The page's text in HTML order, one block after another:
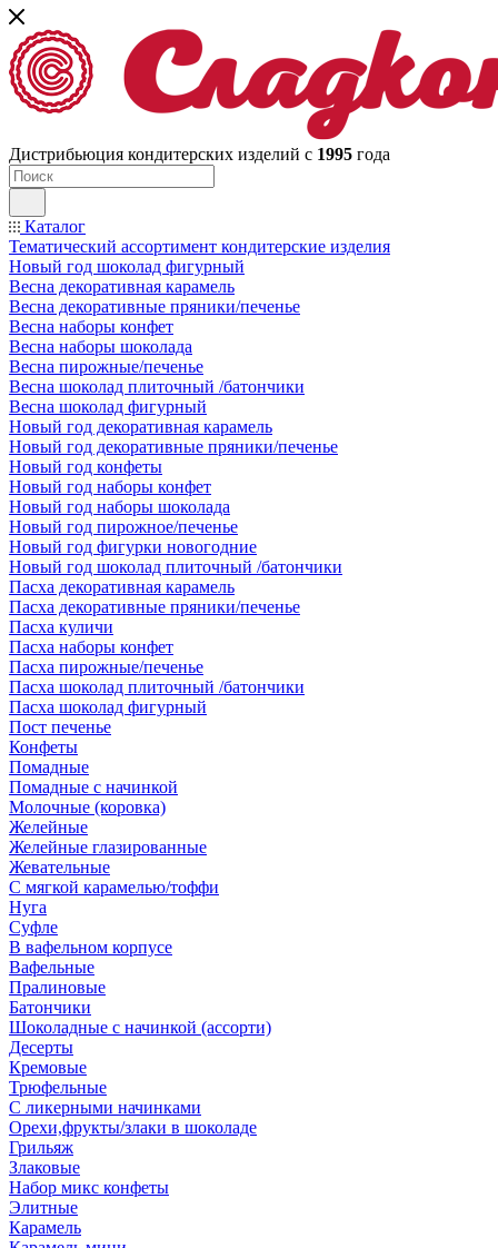
Дистрибьюция кондитерских изделий с 1995 года
Каталог
Тематический ассортимент кондитерские изделия
Новый год шоколад фигурный
Весна декоративная карамель
Весна декоративные пряники/печенье
Весна наборы конфет
Весна наборы шоколада
Весна пирожные/печенье
Весна шоколад плиточный /батончики
Весна шоколад фигурный
Новый год декоративная карамель
Новый год декоративные пряники/печенье
Новый год конфеты
Новый год наборы конфет
Новый год наборы шоколада
Новый год пирожное/печенье
Новый год фигурки новогодние
Новый год шоколад плиточный /батончики
Пасха декоративная карамель
Пасха декоративные пряники/печенье
Пасха куличи
Пасха наборы конфет
Пасха пирожные/печенье
Пасха шоколад плиточный /батончики
Пасха шоколад фигурный
Пост печенье
Конфеты
Помадные
Помадные с начинкой
Молочные (коровка)
Желейные
Желейные глазированные
Жевательные
С мягкой карамелью/тоффи
Нуга
Суфле
В вафельном корпусе
Вафельные
Пралиновые
Батончики
Шоколадные с начинкой (ассорти)
Десерты
Кремовые
Трюфельные
С ликерными начинками
Орехи,фрукты/злаки в шоколаде
Грильяж
Злаковые
Набор микс конфеты
Элитные
Карамель